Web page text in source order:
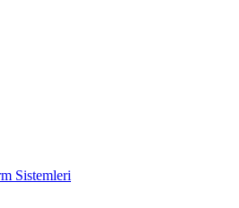
Sistemleri